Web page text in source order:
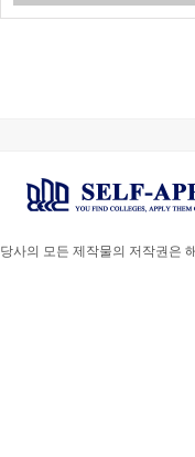
당사의 모든 제작물의 저작권은